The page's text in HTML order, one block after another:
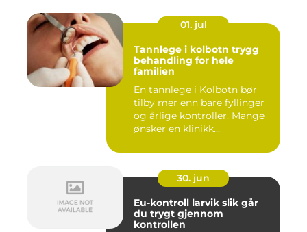
01. jul
Tannlege i kolbotn trygg
behandling for hele
familien
En tannlege i Kolbotn bør
tilby mer enn bare fyllinger
og årlige kontroller. Mange
ønsker en klinikk...
30. jun
Eu-kontroll larvik slik går
du trygt gjennom
kontrollen